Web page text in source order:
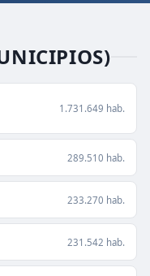
1.731.649 hab.
289.510 hab.
233.270 hab.
231.542 hab.